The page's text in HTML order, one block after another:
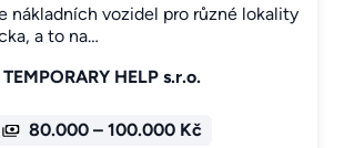
nákladních vozidel pro různé lokality
a to na…
HELP s.r.o.
80.000 – 100.000 Kč